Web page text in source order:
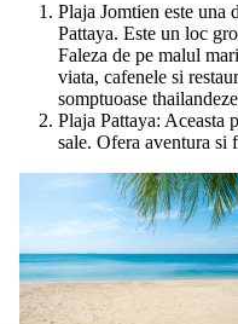
Plaja Jomtien este una
Pattaya. Este un loc
Faleza de pe malul
viata, cafenele si
somptuoase
Plaja Pattaya: Aceasta
sale. Ofera aventura si